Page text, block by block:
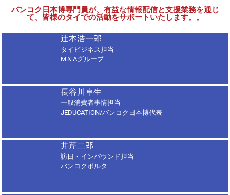
バンコク日本博専門員が、有益な情報配信と支援業務を通じ
て、皆様のタイでの活動をサポートいたします。。
辻本浩一郎
タイビジネス担当
M＆Aグループ
長谷川卓生
一般消費者事情担当
JEDUCATION/バンコク日本博代表
井芹二郎
訪日・インバウンド担当
バンコクポルタ